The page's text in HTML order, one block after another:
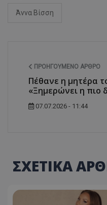
Άννα Βίσση
ΠΡΟΗΓΟΎΜΕΝΟ ΆΡΘΡΟ
Πέθανε η μητέρα
«Ξημερώνει η πιο
07.07.2026 - 11:44
ΣΧΕΤΙΚΑ